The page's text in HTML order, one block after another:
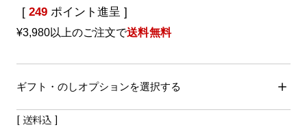
[ 249 ポイント進呈 ]
¥3,980以上のご注文で送料無料
ギフト・のしオプションを選択する
送料込